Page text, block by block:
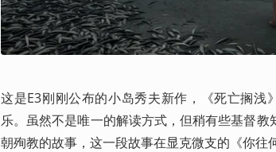
这是E3刚刚公布的小岛秀夫新作，《死亡搁
乐。虽然不是唯一的解读方式，但稍有些基督
朝殉教的故事，这一段故事在显克微支的《你往